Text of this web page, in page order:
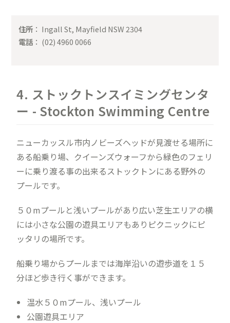
住所 ： Ingall St, Mayfield NSW 2304
電話 ： (02) 4960 0066
4. ストックトンスイミングセンタ
ー - Stockton Swimming Centre
ニューカッスル市内ノビーズヘッドが見渡せる場所に
ある船乗り場、クイーンズウォーフから緑色のフェリ
ーに乗り渡る事の出来るストックトンにある野外の
プールです。
５０mプールと浅いプールがあり広い芝生エリアの横
には小さな公園の遊具エリアもありピクニックにピ
ッタリの場所です。
船乗り場からプールまでは海岸沿いの遊歩道を１５
分ほど歩き行く事ができます。
温水５０mプール、浅いプール
公園遊具エリア